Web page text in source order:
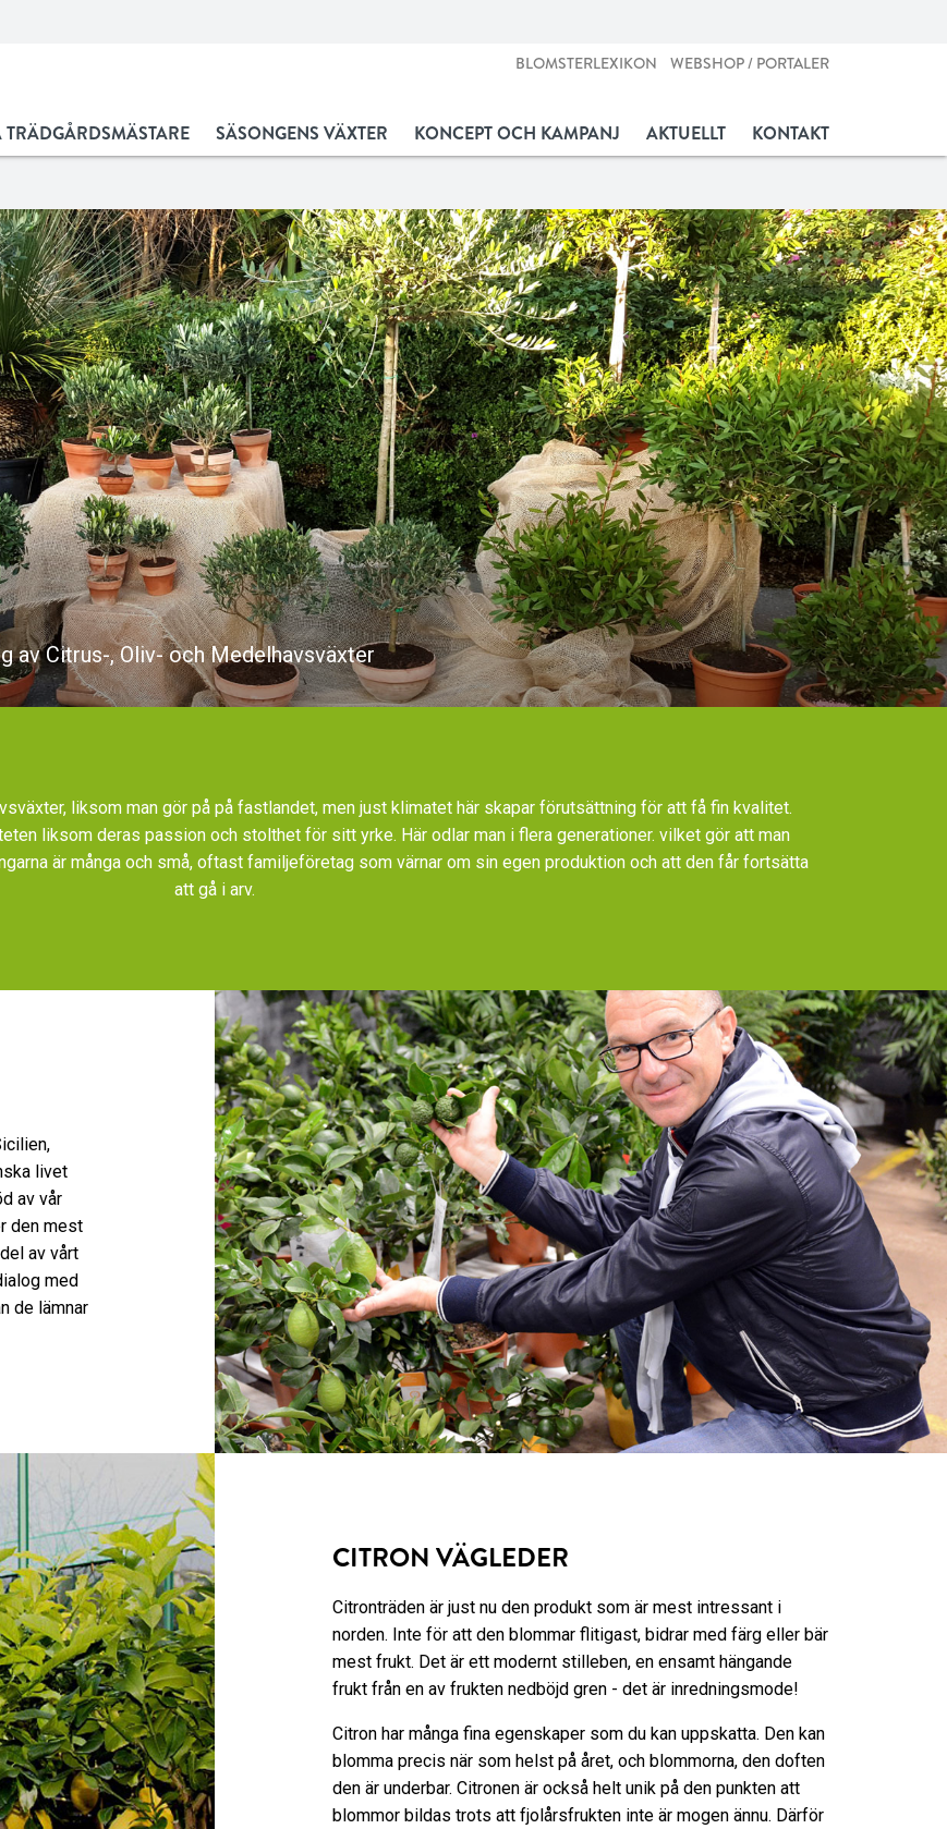
BLOMSTERLEXIKON WEBSHOP / PORTALER
TRÄDGÅRDSMÄSTARE SÄSONGENS VÄXTER KONCEPT OCH KAMPANJ AKTUELLT KONTAKT
av Citrus-, Oliv- och Medelhavsväxter
liksom man gör på på fastlandet, men just klimatet här skapar förutsättning för att få fin kvalitet.
liksom deras passion och stolthet för sitt yrke. Här odlar man i flera generationer. vilket gör att man
är många och små, oftast familjeföretag som värnar om sin egen produktion och att den får fortsätta
att gå i arv.
livet
av vår
den mest
av vårt
med
de lämnar
CITRON VÄGLEDER
Citronträden är just nu den produkt som är mest intressant i
norden. Inte för att den blommar flitigast, bidrar med färg eller bär
mest frukt. Det är ett modernt stilleben, en ensamt hängande
frukt från en av frukten nedböjd gren - det är inredningsmode!
Citron har många fina egenskaper som du kan uppskatta. Den kan
blomma precis när som helst på året, och blommorna, den doften
den är underbar. Citronen är också helt unik på den punkten att
blommor bildas trots att fjolårsfrukten inte är mogen ännu. Därför